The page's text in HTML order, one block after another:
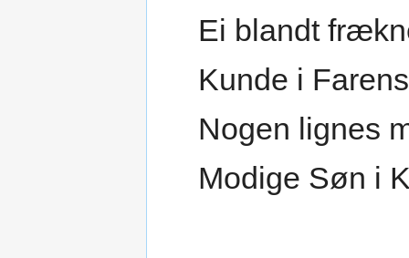
Ei blandt
Kunde i
Nogen lignes
Modige Søn i